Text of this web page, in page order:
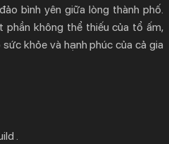
bình yên giữa lòng thành phố.
phần không thể thiếu của tổ ấm,
khỏe và hạnh phúc của cả gia
.